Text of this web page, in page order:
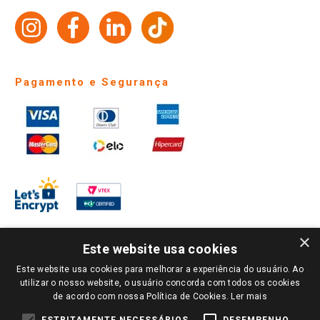
Identidade Visual
Pagamento e Segurança
PARA VER OS PREÇOS DA SUA REGIÃO, FAÇA LOGIN E SELECIONE A LOJA DE
SUA PREFERÊNCIA. SOMENTE APÓS O LOGIN, OS PREÇOS DA SUA REGIÃO OU
LOJA SERÃO CARREGADOS.
TODOS OS PREÇOS E CONDIÇÕES COMERCIAIS DESTE SITE SÃO VÁLIDOS APENAS
×
Este website usa cookies
Este website usa cookies para melhorar a experiência do usuário. Ao
utilizar o nosso website, o usuário concorda com todos os cookies
de acordo com nossa Política de Cookies. Ler mais